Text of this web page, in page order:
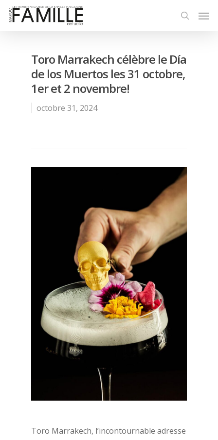
Toro Marrakech célèbre le Día
de los Muertos les 31 octobre,
1er et 2 novembre!
octobre 31, 2024
Toro Marrakech, l’incontournable adresse